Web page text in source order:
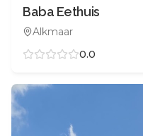
Baba Eethuis
Alkmaar
0.0